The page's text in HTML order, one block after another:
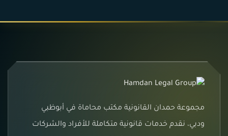
مجموعة حمدان القانونية مكتب محاماة في أبوظبي
ودبي، نقدم خدمات قانونية متكاملة للأفراد والشركات